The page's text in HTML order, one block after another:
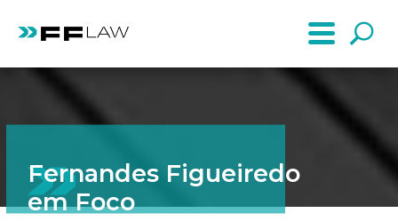
Fernandes Figueiredo
em Foco